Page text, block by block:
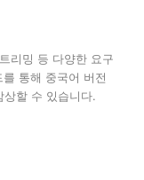
리밍 등 다양한 요구
통해 중국어 버전
할 수 있습니다.